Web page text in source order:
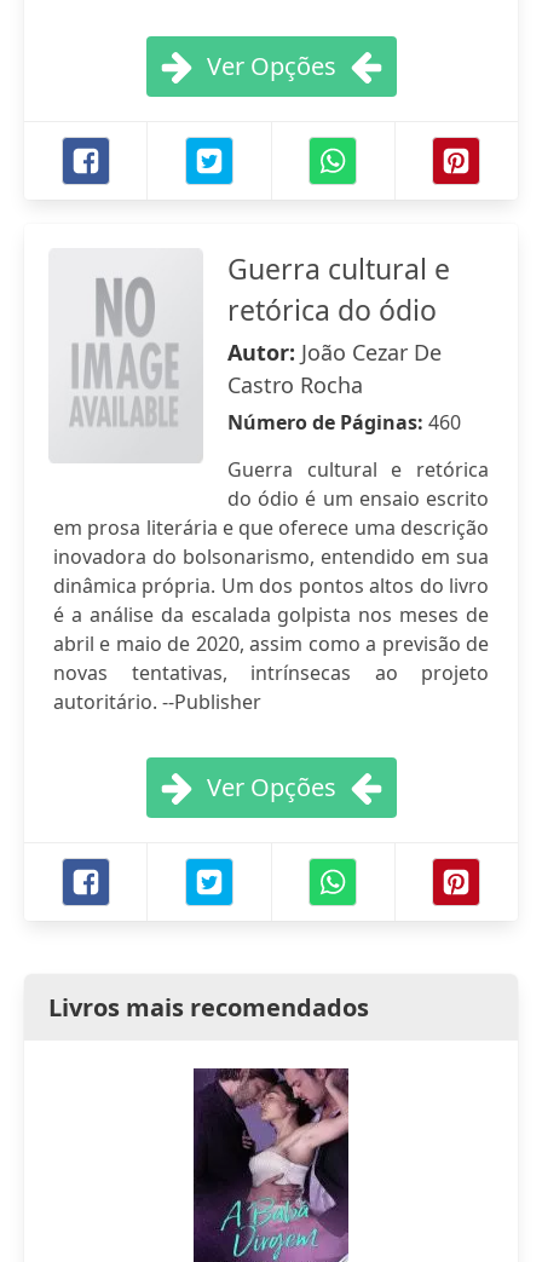
Ver Opções
Guerra cultural e
retórica do ódio
Autor: João Cezar De
Castro Rocha
Número de Páginas: 460
Guerra cultural e retórica
do ódio é um ensaio escrito
em prosa literária e que oferece uma descrição
inovadora do bolsonarismo, entendido em sua
dinâmica própria. Um dos pontos altos do livro
é a análise da escalada golpista nos meses de
abril e maio de 2020, assim como a previsão de
novas tentativas, intrínsecas ao projeto
autoritário. --Publisher
Ver Opções
Livros mais recomendados